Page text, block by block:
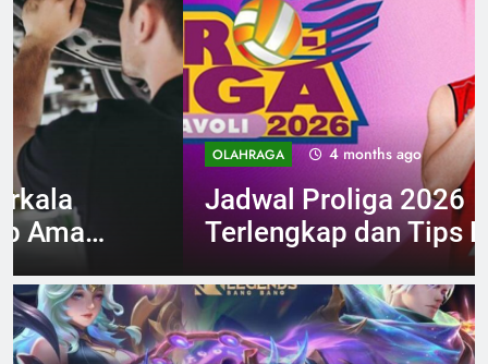
4 months ago
Jadwal Proliga 2026
Terlengkap dan Tips Nonton